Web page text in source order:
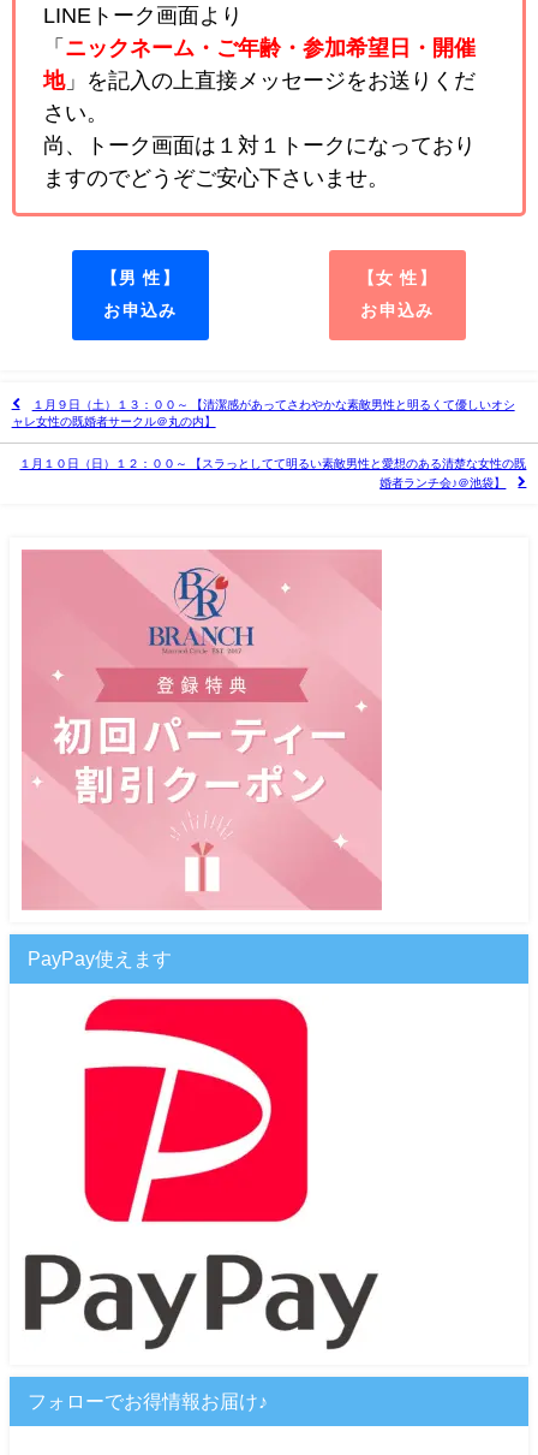
LINEトーク画面より
「 ニックネーム・ご年齢・参加希望日・開催
地」を記入の上直接メッセージをお送りくだ
さい。
尚、トーク画面は１対１トークになっており
ますのでどうぞご安心下さいませ。
【男 性】
お申込み
【女 性】
お申込み
１月９日（土）１３：００～ 【清潔感があってさわやかな素敵男性と明るくて優しいオシ
ャレ女性の既婚者サークル＠丸の内】
１月１０日（日）１２：００～ 【スラっとしてて明るい素敵男性と愛想のある清楚な女性の既
婚者ランチ会♪＠池袋】
PayPay使えます
フォローでお得情報お届け♪